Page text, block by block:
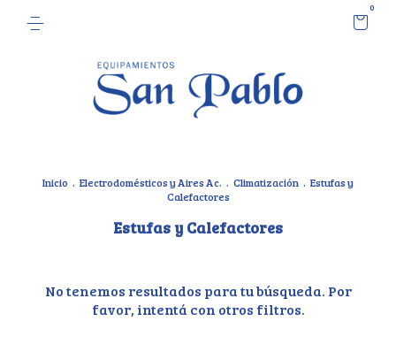
0
Inicio . Electrodomésticos y Aires Ac. . Climatización . Estufas y
Calefactores
Estufas y Calefactores
No tenemos resultados para tu búsqueda. Por
favor, intentá con otros filtros.